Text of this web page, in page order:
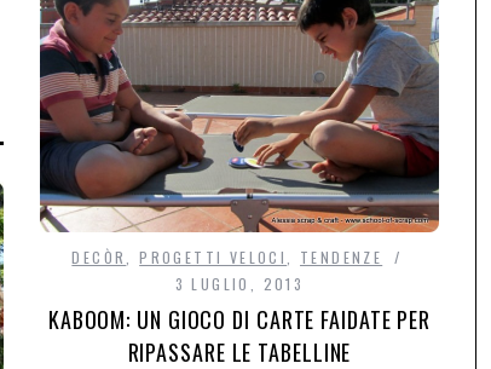
DECÒR ,PROGETTI VELOCI
TENDENZE
3 LUGLIO, 2013
KABOOM: UN GIOCO DI CARTE FAIDATE PER
RIPASSARE LE TABELLINE